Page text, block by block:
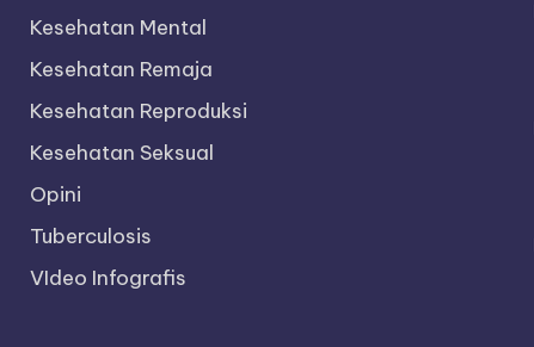
Kesehatan Mental
Kesehatan Remaja
Kesehatan Reproduksi
Kesehatan Seksual
Opini
Tuberculosis
VIdeo Infografis